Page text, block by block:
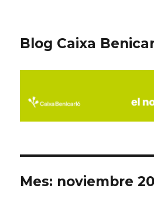
Blog Caixa
Mes: noviembre